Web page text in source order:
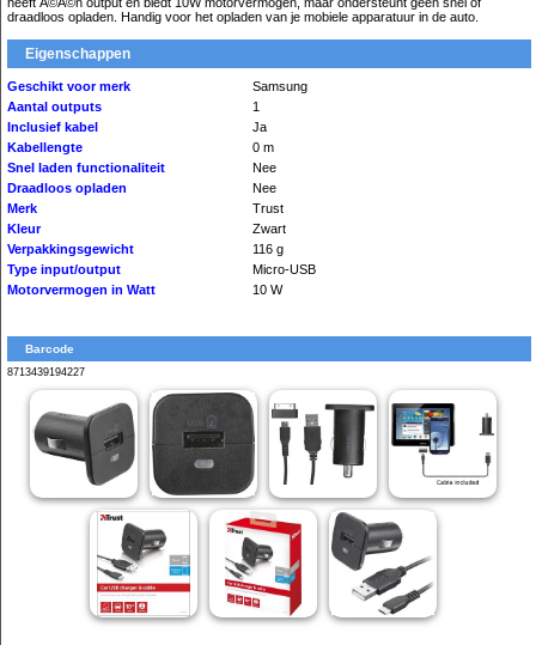
draadloos opladen. Handig voor het opladen van je mobiele apparatuur in de auto.
Eigenschappen
Geschikt voor merk
Samsung
Aantal outputs
1
Inclusief kabel
Ja
Kabellengte
0 m
Snel laden functionaliteit
Nee
Draadloos opladen
Nee
Merk
Trust
Kleur
Zwart
Verpakkingsgewicht
116 g
Type input/output
Micro-USB
Motorvermogen in Watt
10 W
Barcode
8713439194227